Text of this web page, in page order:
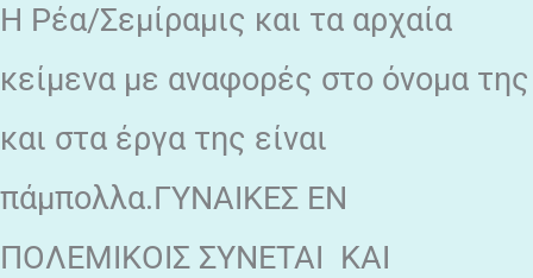
H Ρέα/Σεμίραμις και τα αρχαία
κείμενα με αναφορές στο όνομα της
και στα έργα της είναι
πάμπολλα.ΓΥΝΑΙΚΕΣ ΕΝ
ΠΟΛΕΜΙΚΟΙΣ ΣΥΝΕΤΑΙ ΚΑΙ